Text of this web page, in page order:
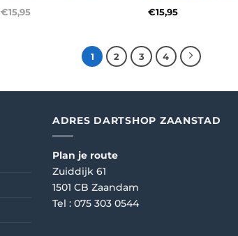
€15,95 €15,95
1 2 3 4
ADRES DARTSHOP ZAANSTAD
Plan je route
Zuiddijk 61
1501 CB Zaandam
Tel : 075 303 0544